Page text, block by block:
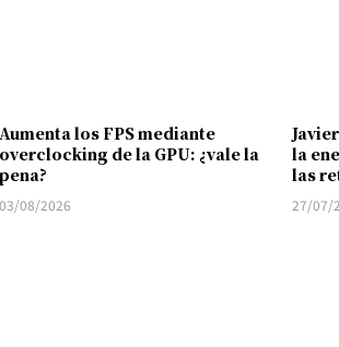
Aumenta los FPS mediante
overclocking de la GPU: ¿vale la
pena?
03/08/2026
la
las
27/07/